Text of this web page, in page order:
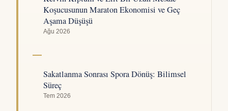
Koşucusunun Maraton Ekonomisi ve Geç
Aşama Düşüşü
Ağu 2026
Sakatlanma Sonrası Spora Dönüş: Bilimsel
Süreç
Tem 2026